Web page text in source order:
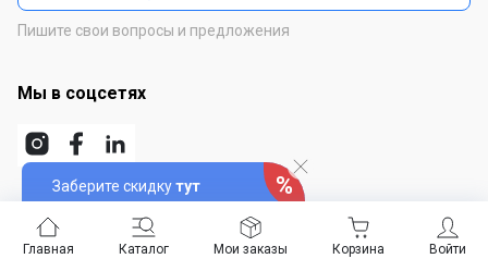
Главная Каталог Войти
Мои заказы Корзина
Заберите скидкутут
Пишите свои вопросы и предложения
Мы в соцсетях